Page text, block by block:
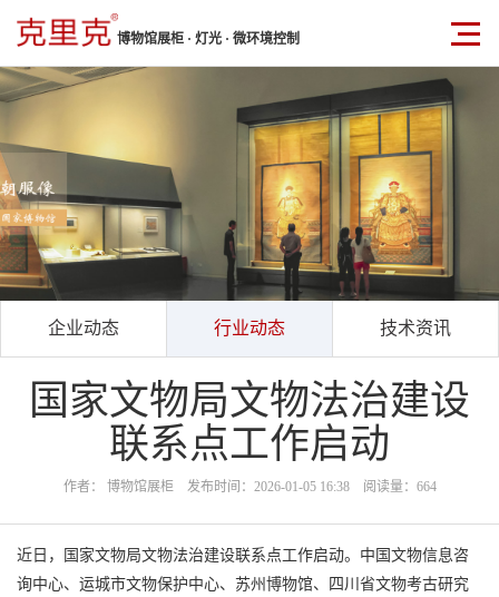
博物馆展柜 · 灯光 · 微环境控制
企业动态 行业动态 技术资讯
国家文物局文物法治建设
联系点工作启动
作者： 博物馆展柜 发布时间：2026-01-05 16:38 阅读量：664
近日，国家文物局文物法治建设联系点工作启动。中国文物信息咨
询中心、运城市文物保护中心、苏州博物馆、四川省文物考古研究